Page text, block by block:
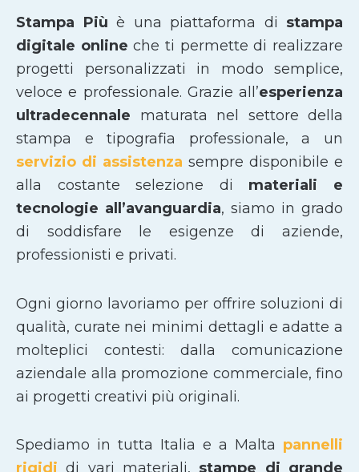
Stampa Più è una piattaforma di stampa
digitale online che ti permette di realizzare
progetti personalizzati in modo semplice,
veloce e professionale. Grazie all’esperienza
ultradecennale maturata nel settore della
stampa e tipografia professionale, a un
servizio di assistenza sempre disponibile e
alla costante selezione di materiali e
tecnologie all’avanguardia, siamo in grado
di soddisfare le esigenze di aziende,
professionisti e privati.
Ogni giorno lavoriamo per offrire soluzioni di
qualità, curate nei minimi dettagli e adatte a
molteplici contesti: dalla comunicazione
aziendale alla promozione commerciale, fino
ai progetti creativi più originali.
Spediamo in tutta Italia e a Malta pannelli
rigididi vari materiali, stampe di grande